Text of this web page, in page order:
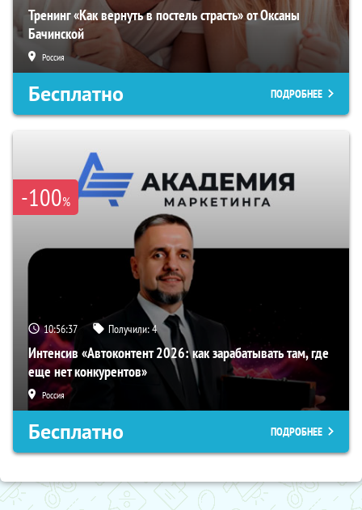
Тренинг «Как вернуть в постель страсть» от Оксаны
Бачинской
Россия
Бесплатно ПОДРОБНЕЕ
-100%
10:56:36 Получили:4
Интенсив «Автоконтент 2026: как зарабатывать там, где
еще нет конкурентов»
Россия
Бесплатно ПОДРОБНЕЕ